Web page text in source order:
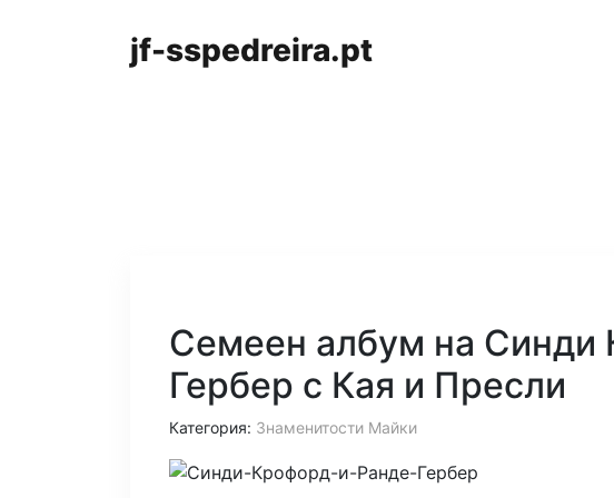
jf-sspedreira.pt
Семеен албум на Синди
Гербер с Кая и Пресли
Категория: Знаменитости Майки